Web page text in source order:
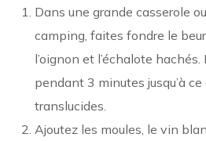
Dans une grande casserole
camping, faites fondre le
l’oignon et l’échalote
pendant 3 minutes jusqu’à ce
translucides.
Ajoutez les moules, le vin